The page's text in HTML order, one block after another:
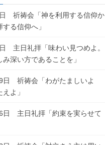
祈祷会「神を利用する信仰か
る信仰へ」
主日礼拝「味わい見つめよ。
深い方であることを」
日 祈祷会「わがたましいよ
よ」
日 主日礼拝「約束を実らせて